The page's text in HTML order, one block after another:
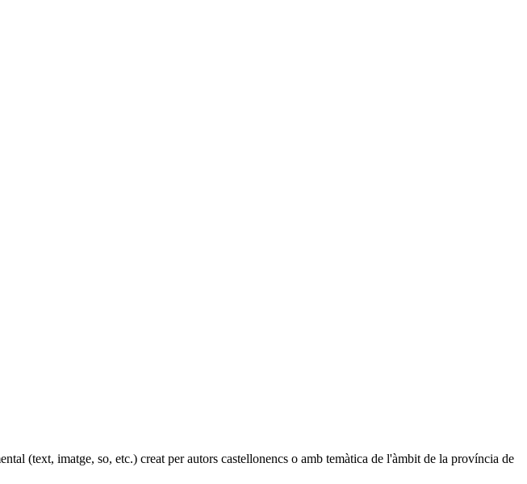
(text, imatge, so, etc.) creat per autors castellonencs o amb temàtica de l'àmbit de la província de